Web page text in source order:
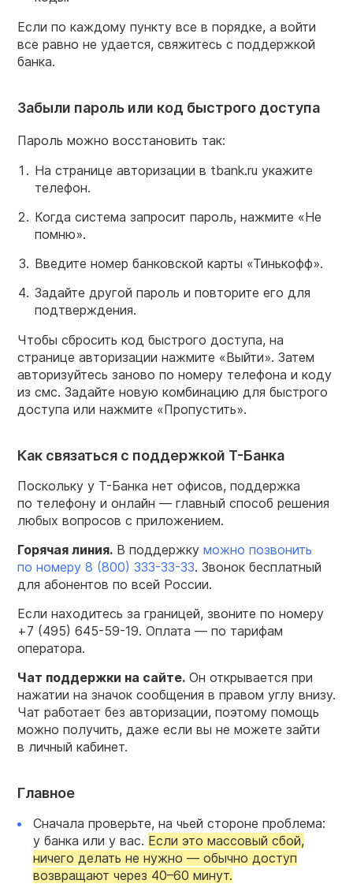
Если по каждому пункту все в порядке, а войти
все равно не удается, свяжитесь с поддержкой
банка.
Забыли пароль или код быстрого доступа
Пароль можно восстановить так:
На странице авторизации в tbank.ru укажите
телефон.
Когда система запросит пароль, нажмите «Не
помню».
Введите номер банковской карты «Тинькофф».
Задайте другой пароль и повторите его для
подтверждения.
Чтобы сбросить код быстрого доступа, на
странице авторизации нажмите «Выйти». Затем
авторизуйтесь заново по номеру телефона и коду
из смс. Задайте новую комбинацию для быстрого
доступа или нажмите «Пропустить».
Как связаться с поддержкой Т-Банка
Поскольку у Т-Банка нет офисов, поддержка
по телефону и онлайн — главный способ решения
любых вопросов с приложением.
Горячая линия. В поддержку можно позвонить
по номеру 8 (800) 333-33-33. Звонок бесплатный
для абонентов по всей России.
Если находитесь за границей, звоните по номеру
+7 (495) 645-59-19. Оплата — по тарифам
оператора.
Чат поддержки на сайте. Он открывается при
нажатии на значок сообщения в правом углу внизу.
Чат работает без авторизации, поэтому помощь
можно получить, даже если вы не можете зайти
в личный кабинет.
Главное
Сначала проверьте, на чьей стороне проблема:
у банка или у вас. Если это массовый сбой,
ничего делать не нужно — обычно доступ
возвращают через 40–60 минут.